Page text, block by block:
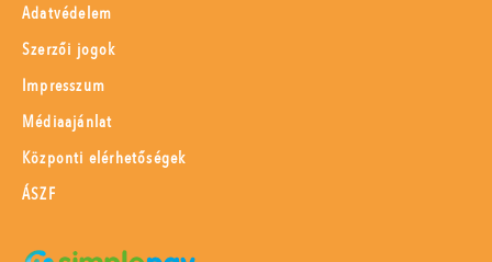
Adatvédelem
Szerzői jogok
Impresszum
Médiaajánlat
Központi elérhetőségek
ÁSZF